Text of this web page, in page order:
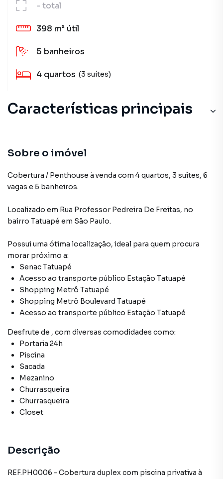
- total
398 m² útil
5 banheiros
4 quartos (3 suítes)
Características principais
Sobre o imóvel
Cobertura / Penthouse à venda com 4 quartos, 3 suites, 6
vagas e 5 banheiros.
Localizado em Rua Professor Pedreira De Freitas, no
bairro Tatuapé em São Paulo.
Possui uma ótima localização, ideal para quem procura
morar próximo a:
Senac Tatuapé
Acesso ao transporte público Estação Tatuapé
Shopping Metrô Tatuapé
Shopping Metrô Boulevard Tatuapé
Acesso ao transporte público Estação Tatuapé
Desfrute de , com diversas comodidades como:
Portaria 24h
Piscina
Sacada
Mezanino
Churrasqueira
Churrasqueira
Closet
Descrição
REF.PH0006 - Cobertura duplex com piscina privativa à